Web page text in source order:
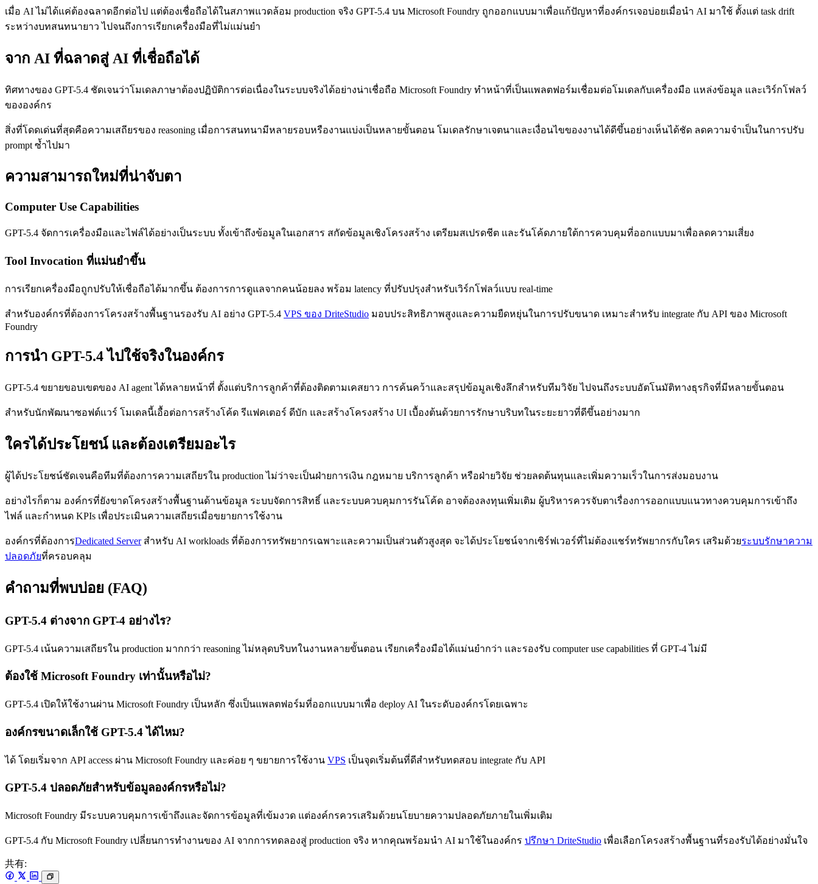
เมื่อ AI ไม่ได้แค่ต้องฉลาดอีกต่อไป แต่ต้องเชื่อถือได้ในสภาพแวดล้อม production จริง GPT-5.4 บน Microsoft Foundry ถูกออกแบบมาเพื่อแก้ปัญหาที่องค์กรเจอบ่อยเมื่อนำ AI มาใช้ ตั้งแต่ task drift
ระหว่างบทสนทนายาว ไปจนถึงการเรียกเครื่องมือที่ไม่แม่นยำ
จาก AI ที่ฉลาดสู่ AI ที่เชื่อถือได้
ทิศทางของ GPT-5.4 ชัดเจนว่าโมเดลภาษาต้องปฏิบัติการต่อเนื่องในระบบจริงได้อย่างน่าเชื่อถือ Microsoft Foundry ทำหน้าที่เป็นแพลตฟอร์มเชื่อมต่อโมเดลกับเครื่องมือ แหล่งข้อมูล และเวิร์กโฟลว์
ขององค์กร
สิ่งที่โดดเด่นที่สุดคือความเสถียรของ reasoning เมื่อการสนทนามีหลายรอบหรืองานแบ่งเป็นหลายขั้นตอน โมเดลรักษาเจตนาและเงื่อนไขของงานได้ดีขึ้นอย่างเห็นได้ชัด ลดความจำเป็นในการปรับ
prompt ซ้ำไปมา
ความสามารถใหม่ที่น่าจับตา
Computer Use Capabilities
GPT-5.4 จัดการเครื่องมือและไฟล์ได้อย่างเป็นระบบ ทั้งเข้าถึงข้อมูลในเอกสาร สกัดข้อมูลเชิงโครงสร้าง เตรียมสเปรดชีต และรันโค้ดภายใต้การควบคุมที่ออกแบบมาเพื่อลดความเสี่ยง
Tool Invocation ที่แม่นยำขึ้น
การเรียกเครื่องมือถูกปรับให้เชื่อถือได้มากขึ้น ต้องการการดูแลจากคนน้อยลง พร้อม latency ที่ปรับปรุงสำหรับเวิร์กโฟลว์แบบ real-time
สำหรับองค์กรที่ต้องการโครงสร้างพื้นฐานรองรับ AI อย่าง GPT-5.4 VPS ของ DriteStudio มอบประสิทธิภาพสูงและความยืดหยุ่นในการปรับขนาด เหมาะสำหรับ integrate กับ API ของ Microsoft
Foundry
การนำ GPT-5.4 ไปใช้จริงในองค์กร
GPT-5.4 ขยายขอบเขตของ AI agent ได้หลายหน้าที่ ตั้งแต่บริการลูกค้าที่ต้องติดตามเคสยาว การค้นคว้าและสรุปข้อมูลเชิงลึกสำหรับทีมวิจัย ไปจนถึงระบบอัตโนมัติทางธุรกิจที่มีหลายขั้นตอน
สำหรับนักพัฒนาซอฟต์แวร์ โมเดลนี้เอื้อต่อการสร้างโค้ด รีแฟคเตอร์ ดีบัก และสร้างโครงสร้าง UI เบื้องต้นด้วยการรักษาบริบทในระยะยาวที่ดีขึ้นอย่างมาก
ใครได้ประโยชน์ และต้องเตรียมอะไร
ผู้ได้ประโยชน์ชัดเจนคือทีมที่ต้องการความเสถียรใน production ไม่ว่าจะเป็นฝ่ายการเงิน กฎหมาย บริการลูกค้า หรือฝ่ายวิจัย ช่วยลดต้นทุนและเพิ่มความเร็วในการส่งมอบงาน
อย่างไรก็ตาม องค์กรที่ยังขาดโครงสร้างพื้นฐานด้านข้อมูล ระบบจัดการสิทธิ์ และระบบควบคุมการรันโค้ด อาจต้องลงทุนเพิ่มเติม ผู้บริหารควรจับตาเรื่องการออกแบบแนวทางควบคุมการเข้าถึง
ไฟล์ และกำหนด KPIs เพื่อประเมินความเสถียรเมื่อขยายการใช้งาน
องค์กรที่ต้องการDedicated Serverสำหรับ AI workloads ที่ต้องการทรัพยากรเฉพาะและความเป็นส่วนตัวสูงสุด จะได้ประโยชน์จากเซิร์ฟเวอร์ที่ไม่ต้องแชร์ทรัพยากรกับใคร เสริมด้วยระบบรักษาความ
ปลอดภัยที่ครอบคลุม
คำถามที่พบบ่อย (FAQ)
GPT-5.4 ต่างจาก GPT-4 อย่างไร?
GPT-5.4 เน้นความเสถียรใน production มากกว่า reasoning ไม่หลุดบริบทในงานหลายขั้นตอน เรียกเครื่องมือได้แม่นยำกว่า และรองรับ computer use capabilities ที่ GPT-4 ไม่มี
ต้องใช้ Microsoft Foundry เท่านั้นหรือไม่?
GPT-5.4 เปิดให้ใช้งานผ่าน Microsoft Foundry เป็นหลัก ซึ่งเป็นแพลตฟอร์มที่ออกแบบมาเพื่อ deploy AI ในระดับองค์กรโดยเฉพาะ
องค์กรขนาดเล็กใช้ GPT-5.4 ได้ไหม?
ได้ โดยเริ่มจาก API access ผ่าน Microsoft Foundry และค่อย ๆ ขยายการใช้งาน VPS เป็นจุดเริ่มต้นที่ดีสำหรับทดสอบ integrate กับ API
GPT-5.4 ปลอดภัยสำหรับข้อมูลองค์กรหรือไม่?
Microsoft Foundry มีระบบควบคุมการเข้าถึงและจัดการข้อมูลที่เข้มงวด แต่องค์กรควรเสริมด้วยนโยบายความปลอดภัยภายในเพิ่มเติม
GPT-5.4 กับ Microsoft Foundry เปลี่ยนการทำงานของ AI จากการทดลองสู่ production จริง หากคุณพร้อมนำ AI มาใช้ในองค์กร ปรึกษา DriteStudio เพื่อเลือกโครงสร้างพื้นฐานที่รองรับได้อย่างมั่นใจ
共有: